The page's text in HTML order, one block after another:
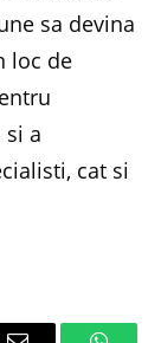
sa devina
loc de
a
cat si